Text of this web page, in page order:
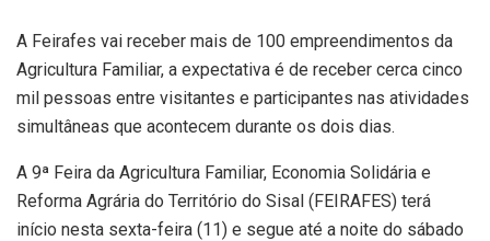
A Feirafes vai receber mais de 100 empreendimentos da
Agricultura Familiar, a expectativa é de receber cerca cinco
mil pessoas entre visitantes e participantes nas atividades
simultâneas que acontecem durante os dois dias.
A 9ª Feira da Agricultura Familiar, Economia Solidária e
Reforma Agrária do Território do Sisal (FEIRAFES) terá
início nesta sexta-feira (11) e segue até a noite do sábado